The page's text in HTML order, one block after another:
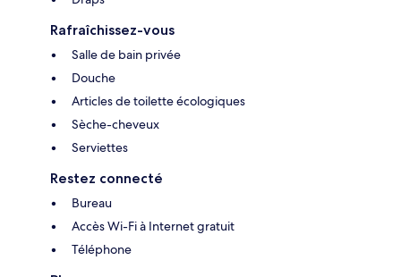
Rafraîchissez-vous
Salle de bain privée
Douche
Articles de toilette écologiques
Sèche-cheveux
Serviettes
Restez connecté
Bureau
Accès Wi-Fi à Internet gratuit
Téléphone